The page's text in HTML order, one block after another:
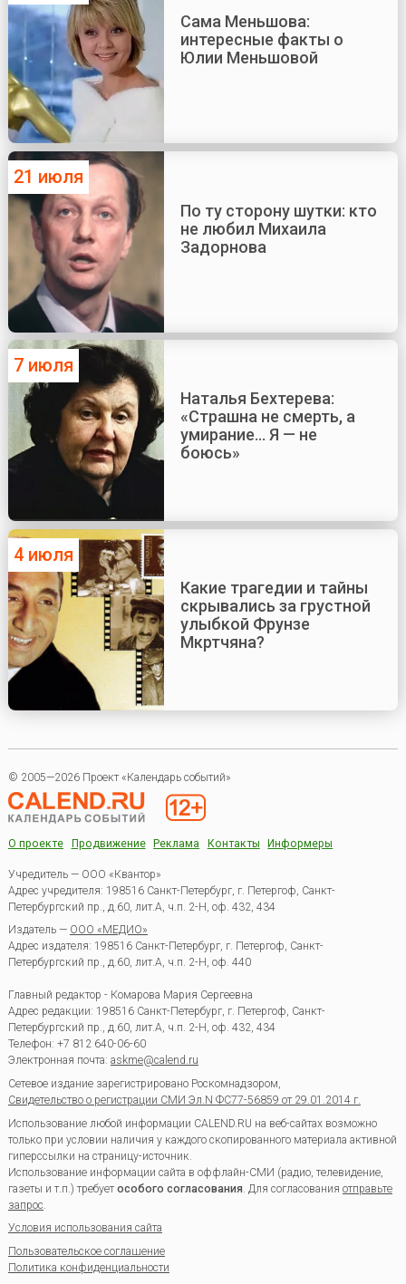
Сама Меньшова:
интересные факты о
Юлии Меньшовой
21 июля
По ту сторону шутки: кто
не любил Михаила
Задорнова
7 июля
Наталья Бехтерева:
«Страшна не смерть, а
умирание... Я — не
боюсь»
4 июля
Какие трагедии и тайны
скрывались за грустной
улыбкой Фрунзе
Мкртчяна?
© 2005—2026 Проект «Календарь событий»
О проекте Продвижение Реклама Контакты Информеры
Учредитель — ООО «Квантор»
Адрес учредителя: 198516 Санкт-Петербург, г. Петергоф, Санкт-
Петербургский пр., д.60, лит.А, ч.п. 2-Н, оф. 432, 434
Издатель — ООО «МЕДИО»
Адрес издателя: 198516 Санкт-Петербург, г. Петергоф, Санкт-
Петербургский пр., д.60, лит.А, ч.п. 2-Н, оф. 440
Главный редактор - Комарова Мария Сергеевна
Адрес редакции: 198516 Санкт-Петербург, г. Петергоф, Санкт-
Петербургский пр., д.60, лит.А, ч.п. 2-Н, оф. 432, 434
Телефон: +7 812 640-06-60
Электронная почта: askme@calend.ru
Сетевое издание зарегистрировано Роскомнадзором,
Свидетельство о регистрации СМИ Эл.N ФС77-56859 от 29.01.2014 г.
Использование любой информации CALEND.RU на веб-сайтах возможно
только при условии наличия у каждого скопированного материала активной
гиперссылки на страницу-источник.
Использование информации сайта в оффлайн-СМИ (радио, телевидение,
газеты и т.п.) требуетособого согласования . Для согласования отправьте
запрос
Условия использования сайта
Пользовательское соглашение
Политика конфиденциальности